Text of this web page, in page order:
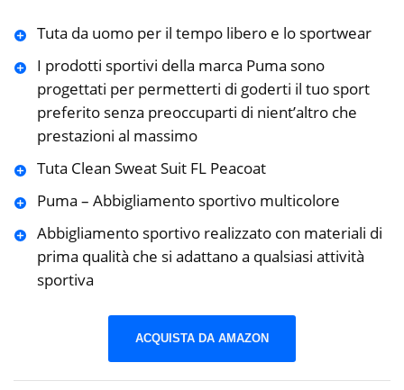
Tuta da uomo per il tempo libero e lo sportwear
I prodotti sportivi della marca Puma sono
progettati per permetterti di goderti il tuo sport
preferito senza preoccuparti di nient’altro che
prestazioni al massimo
Tuta Clean Sweat Suit FL Peacoat
Puma – Abbigliamento sportivo multicolore
Abbigliamento sportivo realizzato con materiali di
prima qualità che si adattano a qualsiasi attività
sportiva
ACQUISTA DA AMAZON